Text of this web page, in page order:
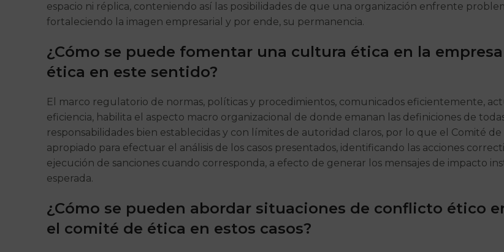
espacio ni réplica, conteniendo así las posibilidades de que una organización enfrente
fortaleciendo la imagen empresarial y por ende, su permanencia.
¿Cómo se puede fomentar una cultura ética en la
ética en este sentido?
El marco regulatorio de normas, políticas y procedimientos, comunicados eficientemente,
eficiencia, habilita el aspecto macro organizacional de donde emanan las definiciones de
responsabilidades bien establecidas y con límites de autoridad claros, por lo que el Comité
apropiado para efectuar el análisis de los casos presentados, identificando las acciones
ejecución de sanciones cuando corresponda, a efecto de generar los mensajes de impacto
esperada.
¿Cómo se pueden abordar situaciones de conflicto ético
el comité de ética en estos casos?